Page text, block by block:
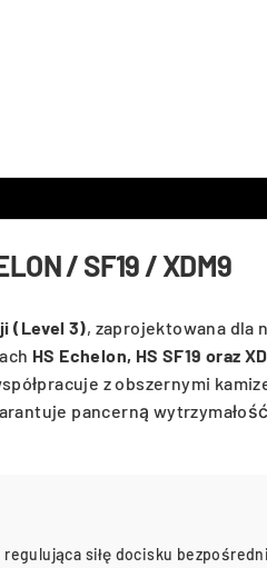
/ SF19 / XDM9
(Level 3), zaprojektowana dla
HS Echelon, HS SF19 oraz
z obszernymi
pancerną
siłę docisku